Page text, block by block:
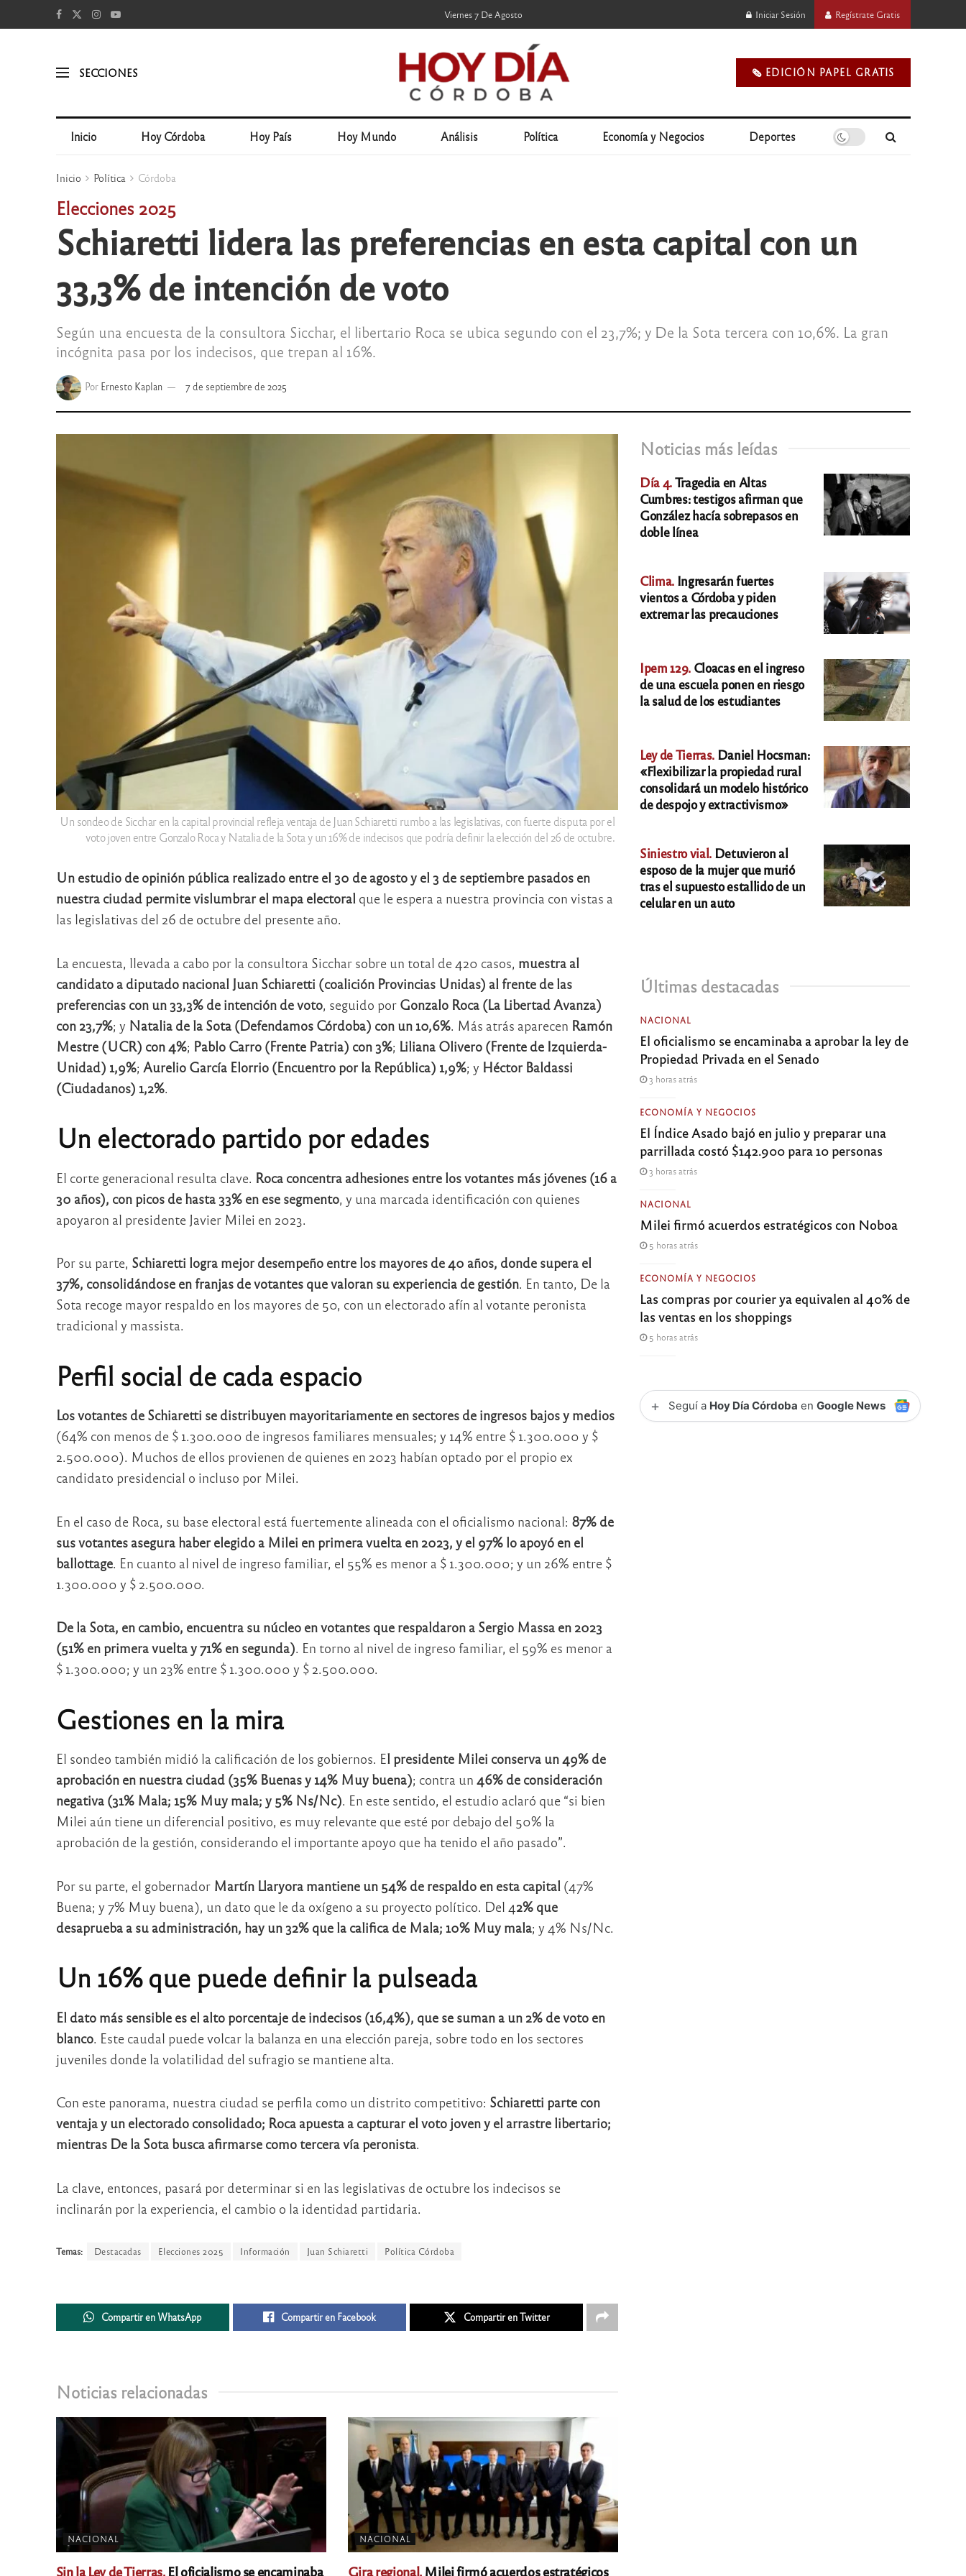
Viernes 7 De Agosto Iniciar Sesión Regístrate Gratis
SECCIONES 🗞️ EDICIÓN PAPEL GRATIS
Inicio Hoy Córdoba Hoy País Hoy Mundo Análisis Política Economía y Negocios Deportes
Inicio Política Córdoba
Elecciones 2025
Schiaretti lidera las preferencias en esta capital con un
33,3% de intención de voto
Según una encuesta de la consultora Sicchar, el libertario Roca se ubica segundo con el 23,7%; y De la Sota tercera con 10,6%. La gran
incógnita pasa por los indecisos, que trepan al 16%.
Por Ernesto Kaplan 7 de septiembre de 2025
Un sondeo de Sicchar en la capital provincial refleja ventaja de Juan Schiaretti rumbo a las legislativas, con fuerte disputa por el
voto joven entre Gonzalo Roca y Natalia de la Sota y un 16% de indecisos que podría definir la elección del 26 de octubre.
Un estudio de opinión pública realizado entre el 30 de agosto y el 3 de septiembre pasados en
nuestra ciudad permite vislumbrar el mapa electoral que le espera a nuestra provincia con vistas a
las legislativas del 26 de octubre del presente año.
La encuesta, llevada a cabo por la consultora Sicchar sobre un total de 420 casos, muestra al
candidato a diputado nacional Juan Schiaretti (coalición Provincias Unidas) al frente de las
preferencias con un 33,3% de intención de voto, seguido por Gonzalo Roca (La Libertad Avanza)
con 23,7%; y Natalia de la Sota (Defendamos Córdoba) con un 10,6%. Más atrás aparecen Ramón
Mestre (UCR) con 4%; Pablo Carro (Frente Patria) con 3%; Liliana Olivero (Frente de Izquierda-
Unidad) 1,9%; Aurelio García Elorrio (Encuentro por la República) 1,9%; y Héctor Baldassi
(Ciudadanos) 1,2%.
Un electorado partido por edades
El corte generacional resulta clave. Roca concentra adhesiones entre los votantes más jóvenes (16 a
30 años), con picos de hasta 33% en ese segmento, y una marcada identificación con quienes
apoyaron al presidente Javier Milei en 2023.
Por su parte, Schiaretti logra mejor desempeño entre los mayores de 40 años, donde supera el
37%, consolidándose en franjas de votantes que valoran su experiencia de gestión. En tanto, De la
Sota recoge mayor respaldo en los mayores de 50, con un electorado afín al votante peronista
tradicional y massista.
Perfil social de cada espacio
Los votantes de Schiaretti se distribuyen mayoritariamente en sectores de ingresos bajos y medios
(64% con menos de $ 1.300.000 de ingresos familiares mensuales; y 14% entre $ 1.300.000 y $
2.500.000). Muchos de ellos provienen de quienes en 2023 habían optado por el propio ex
candidato presidencial o incluso por Milei.
En el caso de Roca, su base electoral está fuertemente alineada con el oficialismo nacional: 87% de
sus votantes asegura haber elegido a Milei en primera vuelta en 2023, y el 97% lo apoyó en el
ballottage. En cuanto al nivel de ingreso familiar, el 55% es menor a $ 1.300.000; y un 26% entre $
1.300.000 y $ 2.500.000.
De la Sota, en cambio, encuentra su núcleo en votantes que respaldaron a Sergio Massa en 2023
(51% en primera vuelta y 71% en segunda). En torno al nivel de ingreso familiar, el 59% es menor a
$ 1.300.000; y un 23% entre $ 1.300.000 y $ 2.500.000.
Gestiones en la mira
El sondeo también midió la calificación de los gobiernos. El presidente Milei conserva un 49% de
aprobación en nuestra ciudad (35% Buenas y 14% Muy buena); contra un 46% de consideración
negativa (31% Mala; 15% Muy mala; y 5% Ns/Nc). En este sentido, el estudio aclaró que “si bien
Milei aún tiene un diferencial positivo, es muy relevante que esté por debajo del 50% la
aprobación de la gestión, considerando el importante apoyo que ha tenido el año pasado”.
Por su parte, el gobernador Martín Llaryora mantiene un 54% de respaldo en esta capital (47%
Buena; y 7% Muy buena), un dato que le da oxígeno a su proyecto político. Del 42% que
desaprueba a su administración, hay un 32% que la califica de Mala; 10% Muy mala; y 4% Ns/Nc.
Un 16% que puede definir la pulseada
El dato más sensible es el alto porcentaje de indecisos (16,4%), que se suman a un 2% de voto en
blanco. Este caudal puede volcar la balanza en una elección pareja, sobre todo en los sectores
juveniles donde la volatilidad del sufragio se mantiene alta.
Con este panorama, nuestra ciudad se perfila como un distrito competitivo: Schiaretti parte con
ventaja y un electorado consolidado; Roca apuesta a capturar el voto joven y el arrastre libertario;
mientras De la Sota busca afirmarse como tercera vía peronista.
La clave, entonces, pasará por determinar si en las legislativas de octubre los indecisos se
inclinarán por la experiencia, el cambio o la identidad partidaria.
Temas: Destacadas Elecciones 2025 Información Juan Schiaretti Política Córdoba
Compartir en WhatsApp Compartir en Facebook Compartir en Twitter
Noticias relacionadas
NACIONAL
Sin la Ley de Tierras.El oficialismo se encaminaba
NACIONAL
Gira regional.Milei firmó acuerdos estratégicos
Noticias más leídas
Día 4.Tragedia en Altas
Cumbres: testigos afirman que
González hacía sobrepasos en
doble línea
Clima. Ingresarán fuertes
vientos a Córdoba y piden
extremar las precauciones
Ipem 129. Cloacas en el ingreso
de una escuela ponen en riesgo
la salud de los estudiantes
Ley de Tierras. Daniel Hocsman:
«Flexibilizar la propiedad rural
consolidará un modelo histórico
de despojo y extractivismo»
Siniestro vial. Detuvieron al
esposo de la mujer que murió
tras el supuesto estallido de un
celular en un auto
Últimas destacadas
NACIONAL
El oficialismo se encaminaba a aprobar la ley de
Propiedad Privada en el Senado
3 horas atrás
ECONOMÍA Y NEGOCIOS
El Índice Asado bajó en julio y preparar una
parrillada costó $142.900 para 10 personas
3 horas atrás
NACIONAL
Milei firmó acuerdos estratégicos con Noboa
5 horas atrás
ECONOMÍA Y NEGOCIOS
Las compras por courier ya equivalen al 40% de
las ventas en los shoppings
5 horas atrás
+ Seguí a Hoy Día Córdoba enGoogle News